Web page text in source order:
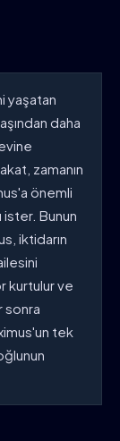
yaşatan
daha
zamanın
önemli
ister. Bunun
iktidarın
kurtulur ve
sonra
tek